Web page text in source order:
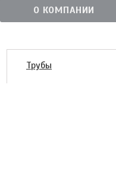
О КОМПАНИИ
Трубы